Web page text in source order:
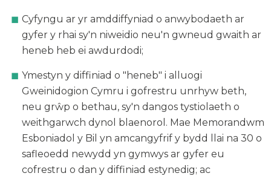
Cyfyngu ar yr amddiffyniad o anwybodaeth ar
gyfer y rhai sy'n niweidio neu'n gwneud gwaith ar
heneb heb ei awdurdodi;
Ymestyn y diffiniad o "heneb" i alluogi
Gweinidogion Cymru i gofrestru unrhyw beth,
neu grŵp o bethau, sy'n dangos tystiolaeth o
weithgarwch dynol blaenorol. Mae Memorandwm
Esboniadol y Bil yn amcangyfrif y bydd llai na 30 o
safleoedd newydd yn gymwys ar gyfer eu
cofrestru o dan y diffiniad estynedig; ac